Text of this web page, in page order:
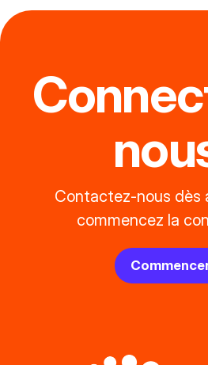
Contactez-nous dès
commencez la